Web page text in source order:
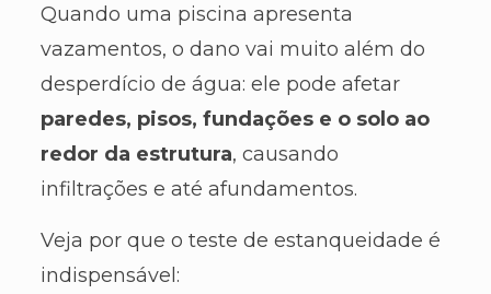
Quando uma piscina apresenta
vazamentos, o dano vai muito além do
desperdício de água: ele pode afetar
paredes, pisos, fundações e o solo ao
redor da estrutura, causando
infiltrações e até afundamentos.
Veja por que o teste de estanqueidade é
indispensável: